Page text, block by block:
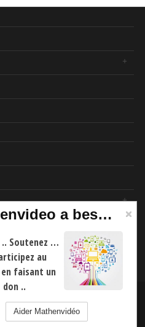
-CGU-Mentions Légales
confidentialité
Mathenvideo a besoin de vous
.. Soutenez …
au
faisant un
don ..
Aider Mathenvidéo